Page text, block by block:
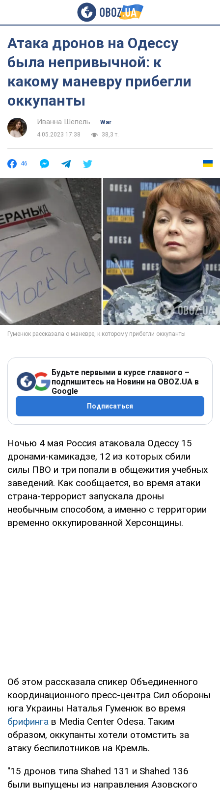
Атака дронов на Одессу
была непривычной: к
какому маневру прибегли
оккупанты
Иванна Шепель
War
4.05.2023 17:38
38,3 т.
46
Будьте первыми в курсе главного –
подпишитесь на Новини на OBOZ.UA в
Google
Подписаться
Ночью 4 мая Россия атаковала Одессу 15
дронами-камикадзе, 12 из которых сбили
силы ПВО и три попали в общежития учебных
заведений. Как сообщается, во время атаки
страна-террорист запускала дроны
необычным способом, а именно с территории
временно оккупированной Херсонщины.
Об этом рассказала спикер Объединенного
координационного пресс-центра Сил обороны
юга Украины Наталья Гуменюк во время
брифинга в Media Center Odesa. Таким
образом, оккупанты хотели отомстить за
атаку беспилотников на Кремль.
"15 дронов типа Shahed 131 и Shahed 136
были выпущены из направления Азовского